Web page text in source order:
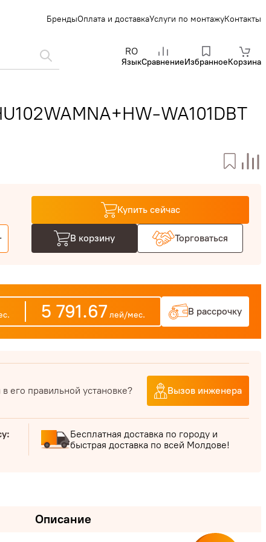
БрендыОплата и доставкаУслуги по монтажуКонтакты
RO
ЯзыкСравнениеИзбранноеКорзина
WA101DBT
Купить сейчас
В корзину Торговаться
5 791.67 лей/мес. В рассрочку
его правильной установке? Вызов инженера
Бесплатная доставка по городу и
быстрая доставка по всей Молдове!
Описание